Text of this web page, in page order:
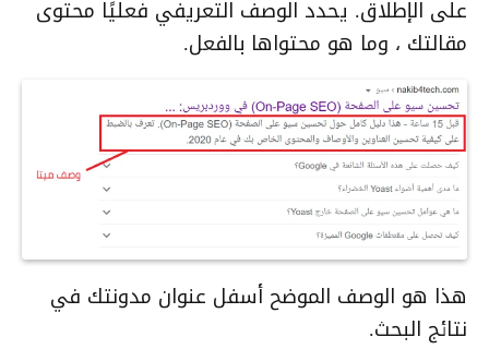
على الإطلاق. يحدد الوصف التعريفي فعليًا محتوى
مقالتك ، وما هو محتواها بالفعل.
هذا هو الوصف الموضح أسفل عنوان مدونتك في
نتائج البحث.